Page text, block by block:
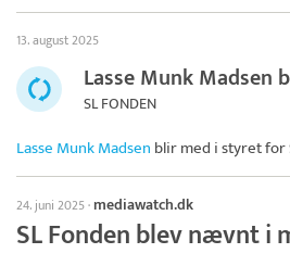
13. august 2025
Lasse Munk Madsen
SL FONDEN
Lasse Munk Madsen blir med i styret for
24. juni 2025· mediawatch.dk
SL Fonden blev nævnt i